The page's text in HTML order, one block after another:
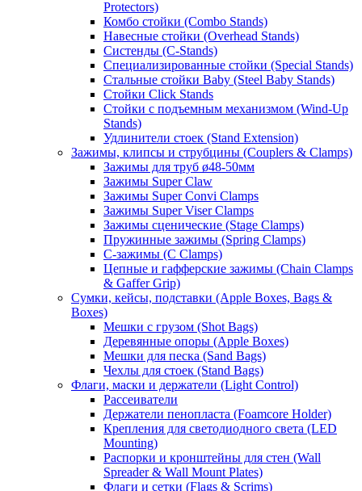
Protectors)
Комбо стойки (Combo Stands)
Навесные стойки (Overhead Stands)
Систенды (C-Stands)
Специализированные стойки (Special Stands)
Стальные стойки Baby (Steel Baby Stands)
Стойки Click Stands
Стойки с подъемным механизмом (Wind-Up
Stands)
Удлинители стоек (Stand Extension)
Зажимы, клипсы и струбцины (Couplers & Clamps)
Зажимы для труб ø48-50мм
Зажимы Super Claw
Зажимы Super Convi Clamps
Зажимы Super Viser Clamps
Зажимы сценические (Stage Clamps)
Пружинные зажимы (Spring Clamps)
С-зажимы (C Clamps)
Цепные и гафферские зажимы (Chain Clamps
& Gaffer Grip)
Сумки, кейсы, подставки (Apple Boxes, Bags &
Boxes)
Мешки с грузом (Shot Bags)
Деревянные опоры (Apple Boxes)
Мешки для песка (Sand Bags)
Чехлы для стоек (Stand Bags)
Флаги, маски и держатели (Light Control)
Рассеиватели
Держатели пенопласта (Foamcore Holder)
Крепления для светодиодного света (LED
Mounting)
Распорки и кронштейны для стен (Wall
Spreader & Wall Mount Plates)
Флаги и сетки (Flags & Scrims)